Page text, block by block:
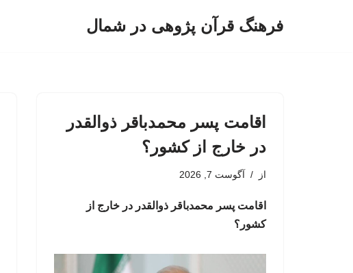
فرهنگ قرآن پژوهی در شمال
اقامت پسر محمدباقر ذوالقدر
در خارج از کشور؟
از آگوست 7, 2026
اقامت پسر محمدباقر ذوالقدر در خارج از
کشور؟